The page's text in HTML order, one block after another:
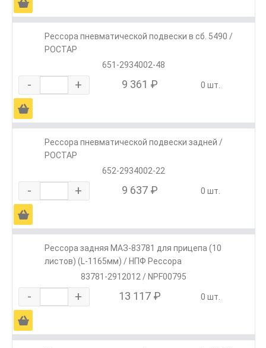
Рессора пневматической подвески в сб. 5490 /
РОСТАР
651-2934002-48
- + 9 361 ₽ 0 шт.
Ä
Рессора пневматической подвески задней /
РОСТАР
652-2934002-22
- + 9 637 ₽ 0 шт.
Ä
Рессора задняя МАЗ-83781 для прицепа (10
листов) (L-1165мм) / НПФ Рессора
83781-2912012 / NPF00795
- + 13 117 ₽ 0 шт.
Ä